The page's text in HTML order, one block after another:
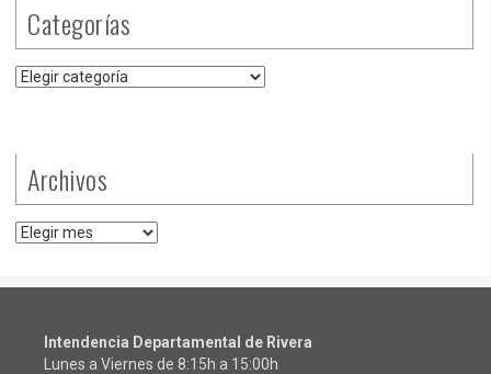
Categorías
Categorías
Archivos
Archivos
Intendencia Departamental de Rivera
Lunes a Viernes de 8:15h a 15:00h